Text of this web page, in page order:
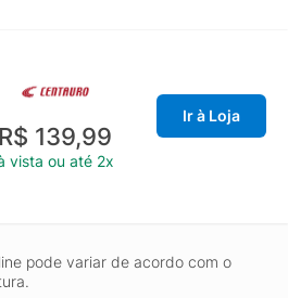
R$ 139,99
vista ou até 2x
Ir à Loja
pode variar de acordo com o